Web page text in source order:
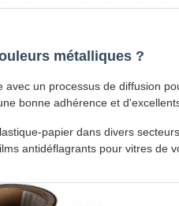
métalliques ?
un processus de diffusion
bonne adhérence et
papier dans divers
antidéflagrants pour vitres de